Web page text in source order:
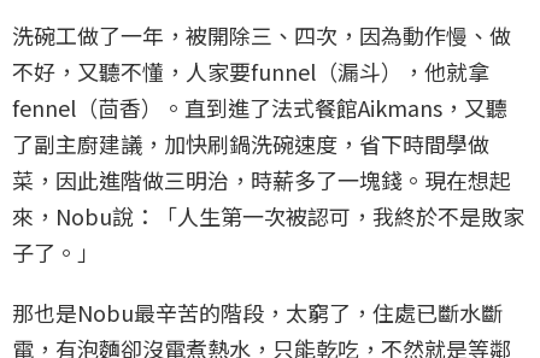
洗碗工做了一年，被開除三、四次，因為動作慢、做
不好，又聽不懂，人家要funnel（漏斗），他就拿
fennel（茴香）。直到進了法式餐館Aikmans，又聽
了副主廚建議，加快刷鍋洗碗速度，省下時間學做
菜，因此進階做三明治，時薪多了一塊錢。現在想起
來，Nobu說：「人生第一次被認可，我終於不是敗家
子了。」
那也是Nobu最辛苦的階段，太窮了，住處已斷水斷
電，有泡麵卻沒電煮熱水，只能乾吃，不然就是等鄰